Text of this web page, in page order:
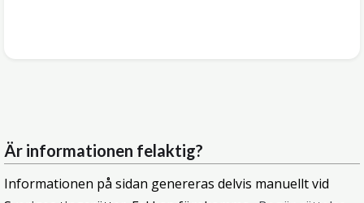
Är informationen felaktig?
Informationen på sidan genereras delvis manuellt vid